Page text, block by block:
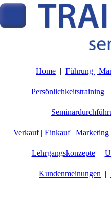
Home Führung |
Persönlichkeitstraining
Verkauf | Einkauf | Marketing
Lehrgangskonzepte
Kundenmeinungen